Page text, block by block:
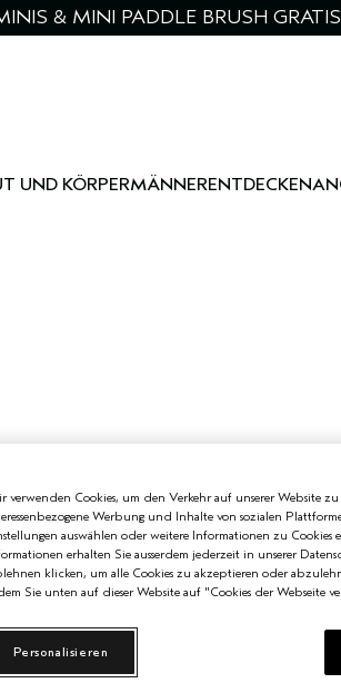
& MINI PADDLE BRUSH
UND KÖRPERMÄNNERENTDECKEN
verwenden Cookies, um den Verkehr auf unserer Website
Werbung und Inhalte von sozialen
auswählen oder weitere Informationen zu Cookies
erhalten Sie ausserdem jederzeit in unserer
klicken, um alle Cookies zu akzeptieren oder
Sie unten auf dieser Website auf "Cookies der Webseite
Personalisieren